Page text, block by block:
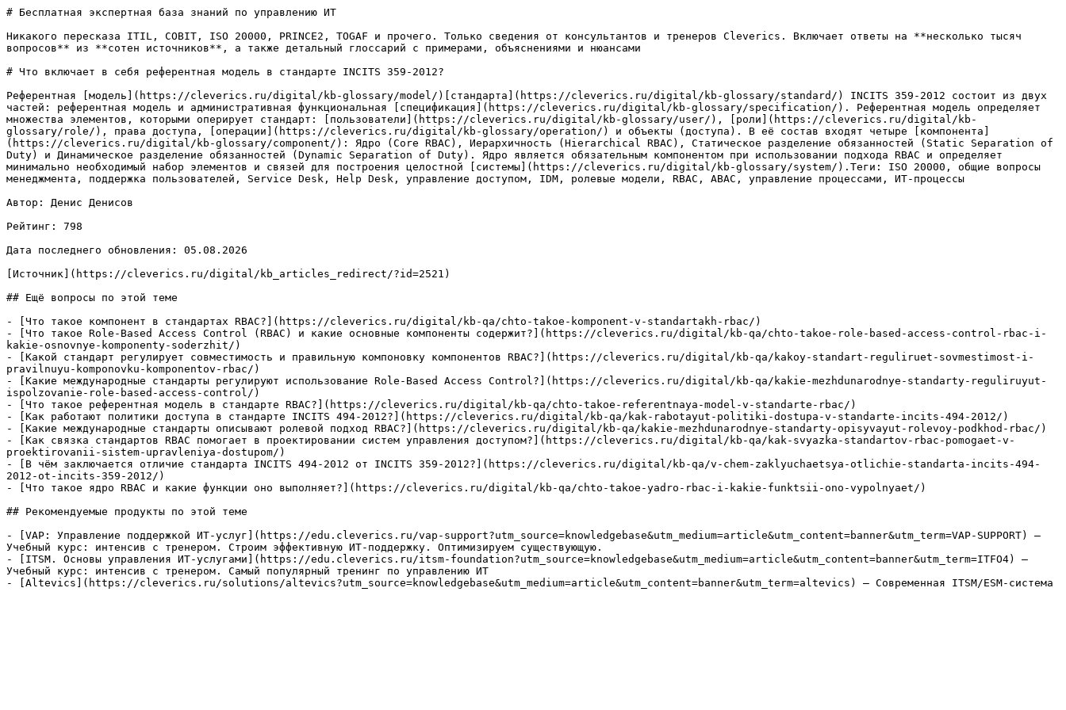
# Бесплатная экспертная база знаний по управлению ИТ
Никакого пересказа ITIL, COBIT, ISO 20000, PRINCE2, TOGAF и прочего. Только сведения от консультантов и тренеров Cleverics. Включает ответы на **несколько тысяч
вопросов** из **сотен источников**, а также детальный глоссарий с примерами, объяснениями и нюансами
# Что включает в себя референтная модель в стандарте INCITS 359-2012?
Референтная [модель](https://cleverics.ru/digital/kb-glossary/model/)[стандарта](https://cleverics.ru/digital/kb-glossary/standard/) INCITS 359-2012 состоит из двух
частей: референтная модель и административная функциональная [спецификация](https://cleverics.ru/digital/kb-glossary/specification/). Референтная модель определяет
множества элементов, которыми оперирует стандарт: [пользователи](https://cleverics.ru/digital/kb-glossary/user/), [роли](https://cleverics.ru/digital/kb-
glossary/role/), права доступа, [операции](https://cleverics.ru/digital/kb-glossary/operation/) и объекты (доступа). В её состав входят четыре [компонента]
(https://cleverics.ru/digital/kb-glossary/component/): Ядро (Core RBAC), Иерархичность (Hierarchical RBAC), Статическое разделение обязанностей (Static Separation of
Duty) и Динамическое разделение обязанностей (Dynamic Separation of Duty). Ядро является обязательным компонентом при использовании подхода RBAC и определяет
минимально необходимый набор элементов и связей для построения целостной [системы](https://cleverics.ru/digital/kb-glossary/system/).Теги: ISO 20000, общие вопросы
менеджмента, поддержка пользователей, Service Desk, Help Desk, управление доступом, IDM, ролевые модели, RBAC, ABAC, управление процессами, ИТ-процессы
Автор: Денис Денисов
Рейтинг: 798
Дата последнего обновления: 05.08.2026
[Источник](https://cleverics.ru/digital/kb_articles_redirect/?id=2521)
## Ещё вопросы по этой теме
- [Что такое компонент в стандартах RBAC?](https://cleverics.ru/digital/kb-qa/chto-takoe-komponent-v-standartakh-rbac/)
- [Что такое Role-Based Access Control (RBAC) и какие основные компоненты содержит?](https://cleverics.ru/digital/kb-qa/chto-takoe-role-based-access-control-rbac-i-
kakie-osnovnye-komponenty-soderzhit/)
- [Какой стандарт регулирует совместимость и правильную компоновку компонентов RBAC?](https://cleverics.ru/digital/kb-qa/kakoy-standart-reguliruet-sovmestimost-i-
pravilnuyu-komponovku-komponentov-rbac/)
- [Какие международные стандарты регулируют использование Role-Based Access Control?](https://cleverics.ru/digital/kb-qa/kakie-mezhdunarodnye-standarty-reguliruyut-
ispolzovanie-role-based-access-control/)
- [Что такое референтная модель в стандарте RBAC?](https://cleverics.ru/digital/kb-qa/chto-takoe-referentnaya-model-v-standarte-rbac/)
- [Как работают политики доступа в стандарте INCITS 494-2012?](https://cleverics.ru/digital/kb-qa/kak-rabotayut-politiki-dostupa-v-standarte-incits-494-2012/)
- [Какие международные стандарты описывают ролевой подход RBAC?](https://cleverics.ru/digital/kb-qa/kakie-mezhdunarodnye-standarty-opisyvayut-rolevoy-podkhod-rbac/)
- [Как связка стандартов RBAC помогает в проектировании систем управления доступом?](https://cleverics.ru/digital/kb-qa/kak-svyazka-standartov-rbac-pomogaet-v-
proektirovanii-sistem-upravleniya-dostupom/)
- [В чём заключается отличие стандарта INCITS 494-2012 от INCITS 359-2012?](https://cleverics.ru/digital/kb-qa/v-chem-zaklyuchaetsya-otlichie-standarta-incits-494-
2012-ot-incits-359-2012/)
- [Что такое ядро RBAC и какие функции оно выполняет?](https://cleverics.ru/digital/kb-qa/chto-takoe-yadro-rbac-i-kakie-funktsii-ono-vypolnyaet/)
## Рекомендуемые продукты по этой теме
- [VAP: Управление поддержкой ИТ-услуг](https://edu.cleverics.ru/vap-support?utm_source=knowledgebase&utm_medium=article&utm_content=banner&utm_term=VAP-SUPPORT) —
Учебный курс: интенсив с тренером. Строим эффективную ИТ-поддержку. Оптимизируем существующую.
- [ITSM. Основы управления ИТ-услугами](https://edu.cleverics.ru/itsm-foundation?utm_source=knowledgebase&utm_medium=article&utm_content=banner&utm_term=ITFO4) —
Учебный курс: интенсив с тренером. Самый популярный тренинг по управлению ИТ
- [Altevics](https://cleverics.ru/solutions/altevics?utm_source=knowledgebase&utm_medium=article&utm_content=banner&utm_term=altevics) — Современная ITSM/ESM-система